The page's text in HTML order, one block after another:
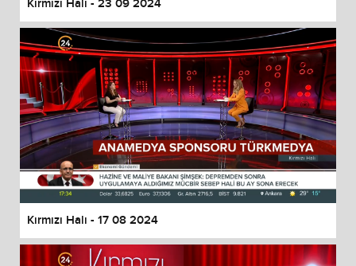
Kırmızı Halı - 23 09 2024
Kırmızı Halı - 17 08 2024